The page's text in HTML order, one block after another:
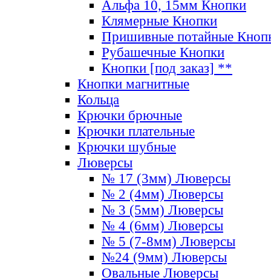
Альфа 10, 15мм Кнопки
Клямерные Кнопки
Пришивные потайные
Рубашечные Кнопки
Кнопки [под заказ] **
Кнопки магнитные
Кольца
Крючки брючные
Крючки плательные
Крючки шубные
Люверсы
№ 17 (3мм) Люверсы
№ 2 (4мм) Люверсы
№ 3 (5мм) Люверсы
№ 4 (6мм) Люверсы
№ 5 (7-8мм) Люверсы
№24 (9мм) Люверсы
Овальные Люверсы